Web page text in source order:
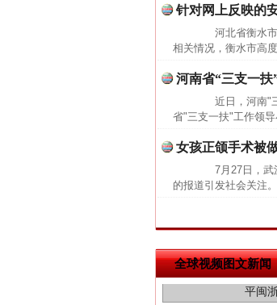
针对网上反映的
河北省衡水市
相关情况，衡水市高
河南省“三支一
近日，河南"三
省"三支一扶"工作领
女孩正颌手术被
7月27日，武
的报道引发社会关注
全球视频图文新闻
这是
在谋一